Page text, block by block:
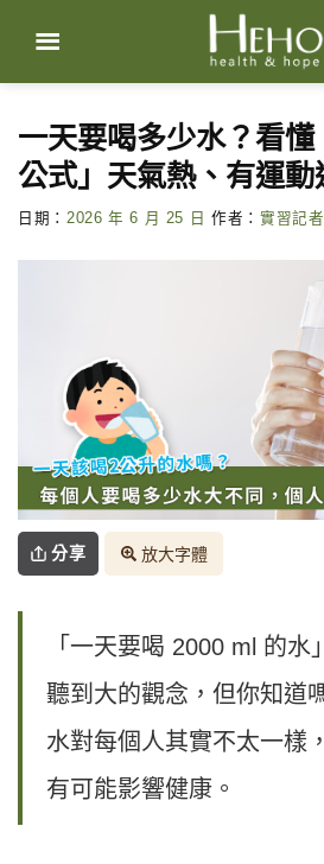
content
一天要喝多少水？看
公式」天氣熱、有運動
日期： 2026 年 6 月 25 日 作者： 實習記
分享 放大字體
「一天要喝 2000 ml 的
聽到大的觀念，但你知道
水對每個人其實不太一樣
有可能影響健康。